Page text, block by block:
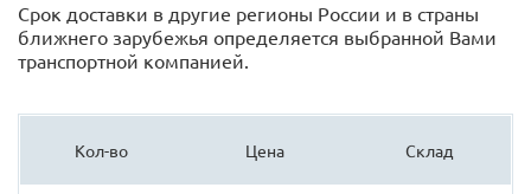
Срок доставки в другие регионы России и в страны
ближнего зарубежья определяется выбранной Вами
транспортной компанией.
Кол-во Цена Склад